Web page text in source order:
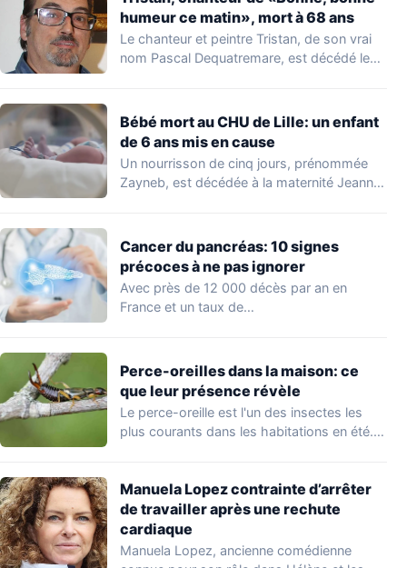
humeur ce matin», mort à 68 ans
Le chanteur et peintre Tristan, de son vrai
nom Pascal Dequatremare, est décédé le…
Bébé mort au CHU de Lille: un enfant
de 6 ans mis en cause
Un nourrisson de cinq jours, prénommée
Zayneb, est décédée à la maternité Jeanne
Cancer du pancréas: 10 signes
précoces à ne pas ignorer
Avec près de 12 000 décès par an en
France et un taux de…
Perce-oreilles dans la maison: ce
que leur présence révèle
Le perce-oreille est l'un des insectes les
plus courants dans les habitations en été.…
Manuela Lopez contrainte d’arrêter
de travailler après une rechute
cardiaque
Manuela Lopez, ancienne comédienne